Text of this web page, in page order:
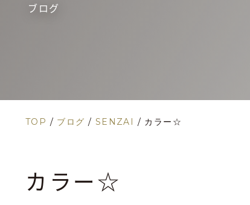
ブログ
TOP / ブログ / SENZAI / カラー☆
カラー☆